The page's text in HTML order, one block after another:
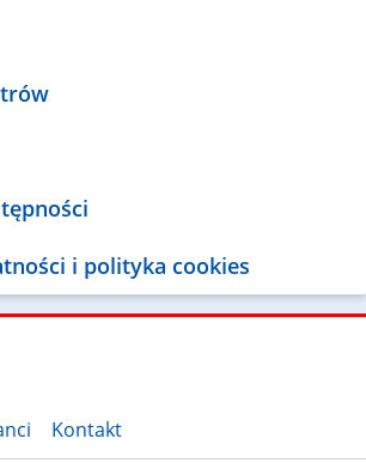
i polityka cookies
Kontakt